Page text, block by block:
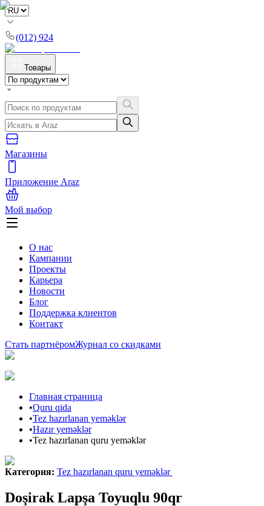
(012) 924
Товары
Магазины
Приложение Araz
Мой выбор
О нас
Кампании
Проекты
Карьера
Новости
Блог
Поддержка клиентов
Контакт
Стать партнёромЖурнал со скидками
Главная страница
•Quru qida
•Tez hazırlanan yeməklər
•Hazır yeməklər
•Tez hazırlanan quru yeməklər
Категория: Tez hazırlanan quru yeməklər
Doşirak Lapşa Toyuqlu 90qr